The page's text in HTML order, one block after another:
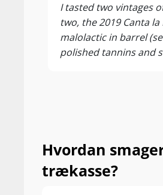
I tasted two vintages
two, the 2019 Canta
malolactic in barrel
polished tannins and
Hvordan
trækasse?